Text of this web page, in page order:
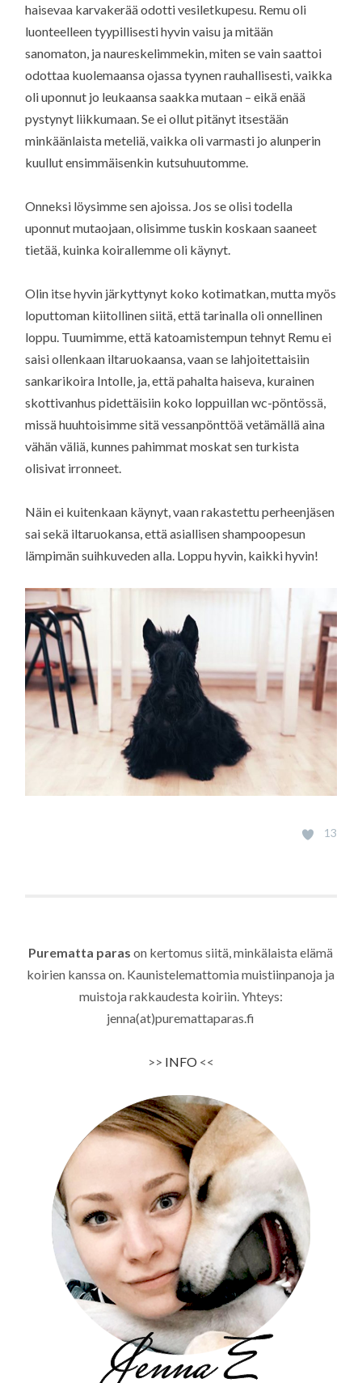
haisevaa karvakerää odotti vesiletkupesu. Remu oli
luonteelleen tyypillisesti hyvin vaisu ja mitään
sanomaton, ja naureskelimmekin, miten se vain saattoi
odottaa kuolemaansa ojassa tyynen rauhallisesti, vaikka
oli uponnut jo leukaansa saakka mutaan – eikä enää
pystynyt liikkumaan. Se ei ollut pitänyt itsestään
minkäänlaista meteliä, vaikka oli varmasti jo alunperin
kuullut ensimmäisenkin kutsuhuutomme.
Onneksi löysimme sen ajoissa. Jos se olisi todella
uponnut mutaojaan, olisimme tuskin koskaan saaneet
tietää, kuinka koirallemme oli käynyt.
Olin itse hyvin järkyttynyt koko kotimatkan, mutta myös
loputtoman kiitollinen siitä, että tarinalla oli onnellinen
loppu. Tuumimme, että katoamistempun tehnyt Remu ei
saisi ollenkaan iltaruokaansa, vaan se lahjoitettaisiin
sankarikoira Intolle, ja, että pahalta haiseva, kurainen
skottivanhus pidettäisiin koko loppuillan wc-pöntössä,
missä huuhtoisimme sitä vessanpönttöä vetämällä aina
vähän väliä, kunnes pahimmat moskat sen turkista
olisivat irronneet.
Näin ei kuitenkaan käynyt, vaan rakastettu perheenjäsen
sai sekä iltaruokansa, että asiallisen shampoopesun
lämpimän suihkuveden alla. Loppu hyvin, kaikki hyvin!
13
Purematta paras on kertomus siitä, minkälaista elämä
koirien kanssa on. Kaunistelemattomia muistiinpanoja ja
muistoja rakkaudesta koiriin. Yhteys:
jenna(at)puremattaparas.fi
>> INFO<<